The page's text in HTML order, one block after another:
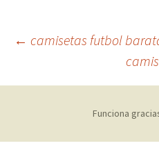
de
entradas
← camisetas futbol
Funciona